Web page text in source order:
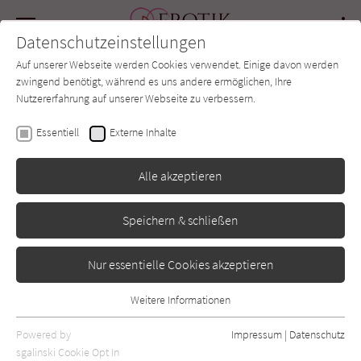
SUCHE Forum Charts Newsletter
Gabriele Di Caro
Sortierung:
Datenschutzeinstellungen
Auf unserer Webseite werden Cookies verwendet. Einige davon werden
zwingend benötigt, während es uns andere ermöglichen, Ihre
Nutzererfahrung auf unserer Webseite zu verbessern.
Essentiell Externe Inhalte
Alle akzeptieren
Speichern & schließen
Nur essentielle Cookies akzeptieren
Essentielle Cookies werden für grundlegende Funktionen der
Webseite benötigt. Dadurch ist gewährleistet, dass die Webseite
Weitere Informationen
Powered by
sgalinski Cookie Opt In
Impressum | Datenschutz